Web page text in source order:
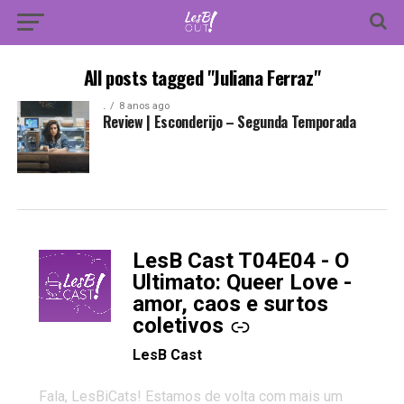
All posts tagged "Juliana Ferraz"
. 8 anos ago
Review | Esconderijo – Segunda Temporada
LesB Cast T04E04 - O
Ultimato: Queer Love -
amor, caos e surtos
coletivos
-
LesB Cast
Fala, LesBiCats! Estamos de volta com mais um